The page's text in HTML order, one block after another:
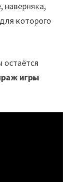
наверняка,
которого
игры